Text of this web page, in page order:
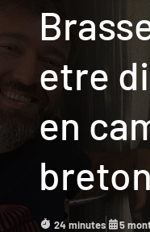
etre
en
24 minutes 5